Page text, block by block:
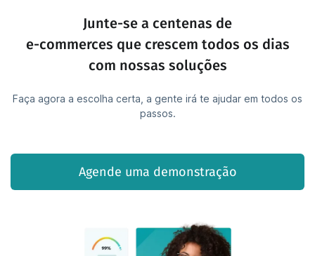
Junte-se a centenas de
e-commerces que crescem todos os dias
com nossas soluções
Faça agora a escolha certa, a gente irá te ajudar em todos os
passos.
Agende uma demonstração